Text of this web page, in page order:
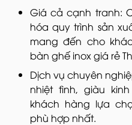
Giá cả cạnh tranh:
hóa quy trình sản
mang đến cho
bàn ghế inox giá rẻ
Dịch vụ chuyên
nhiệt tình, giàu
khách hàng lựa
phù hợp nhất.